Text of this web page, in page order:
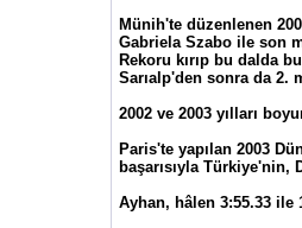
Münih'te düzenlenen
Gabriela Szabo ile son
Rekoru kırıp bu dalda
Sarıalp'den sonra da 2.
2002 ve 2003 yılları
Paris'te yapılan 2003
başarısıyla Türkiye'nin,
Ayhan, hâlen 3:55.33 ile